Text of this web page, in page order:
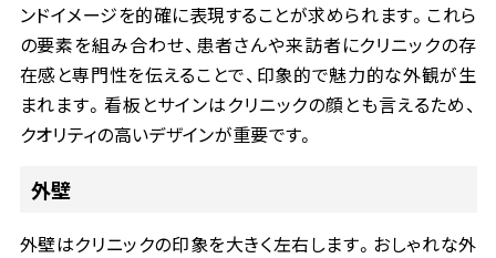
ンドイメージを的確に表現することが求められます。これら
の要素を組み合わせ、患者さんや来訪者にクリニックの存
在感と専門性を伝えることで、印象的で魅力的な外観が生
まれます。看板とサインはクリニックの顔とも言えるため、
クオリティの高いデザインが重要です。
外壁
外壁はクリニックの印象を大きく左右します。おしゃれな外